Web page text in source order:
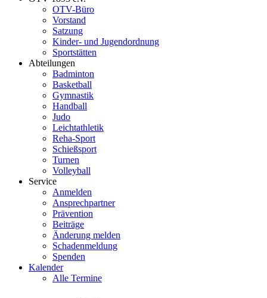
OTV-Büro
Vorstand
Satzung
Kinder- und Jugendordnung
Sportstätten
Abteilungen
Badminton
Basketball
Gymnastik
Handball
Judo
Leichtathletik
Reha-Sport
Schießsport
Turnen
Volleyball
Service
Anmelden
Ansprechpartner
Prävention
Beiträge
Änderung melden
Schadenmeldung
Spenden
Kalender
Alle Termine